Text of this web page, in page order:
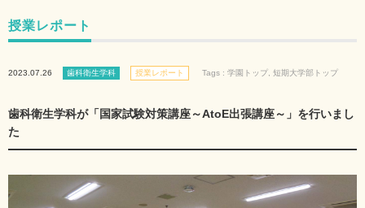
授業レポート
2023.07.26 歯科衛生学科 授業レポート Tags : 学園トップ 短期大学部トップ
歯科衛生学科が「国家試験対策講座～AtoE出張講座～」を行いまし
た